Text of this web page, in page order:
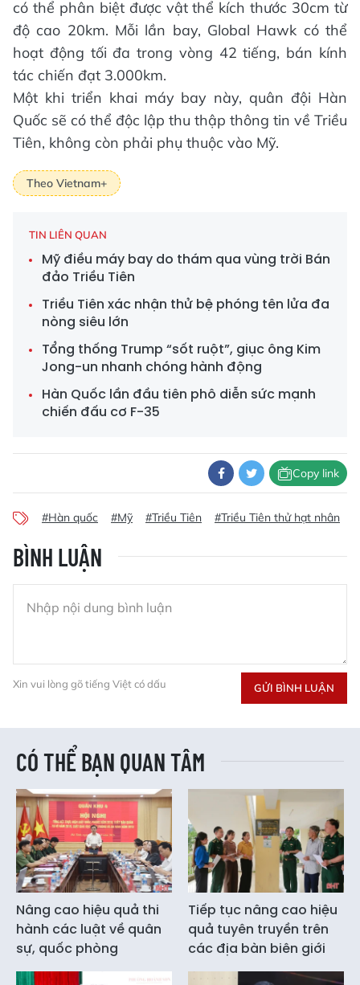
có thể phân biệt được vật thể kích thước 30cm từ
độ cao 20km. Mỗi lần bay, Global Hawk có thể
hoạt động tối đa trong vòng 42 tiếng, bán kính
tác chiến đạt 3.000km.
Một khi triển khai máy bay này, quân đội Hàn
Quốc sẽ có thể độc lập thu thập thông tin về Triều
Tiên, không còn phải phụ thuộc vào Mỹ.
Theo Vietnam+
TIN LIÊN QUAN
Mỹ điều máy bay do thám qua vùng trời Bán
đảo Triều Tiên
Triều Tiên xác nhận thử bệ phóng tên lửa đa
nòng siêu lớn
Tổng thống Trump “sốt ruột”, giục ông Kim
Jong-un nhanh chóng hành động
Hàn Quốc lần đầu tiên phô diễn sức mạnh
chiến đấu cơ F-35
Copy link
#Hàn quốc #Mỹ #Triều Tiên #Triều Tiên thử hạt nhân
BÌNH LUẬN
Xin vui lòng gõ tiếng Việt có dấu GỬI BÌNH LUẬN
CÓ THỂ BẠN QUAN TÂM
Nâng cao hiệu quả thi
hành các luật về quân
sự, quốc phòng
Tiếp tục nâng cao hiệu
quả tuyên truyền trên
các địa bàn biên giới